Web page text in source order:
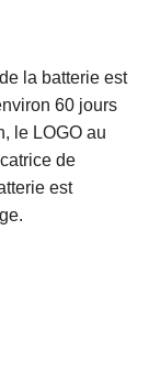
la batterie est
60 jours
le LOGO au
de
est